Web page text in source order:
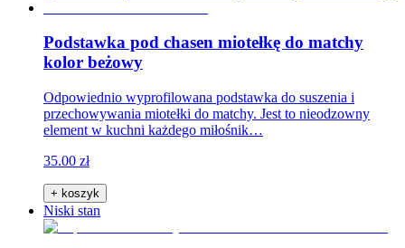
Podstawka pod chasen miotełkę do matchy
kolor beżowy
Odpowiednio wyprofilowana podstawka do suszenia i
przechowywania miotełki do matchy. Jest to nieodzowny
element w kuchni każdego miłośnik…
35.00 zł
+ koszyk
Niski stan